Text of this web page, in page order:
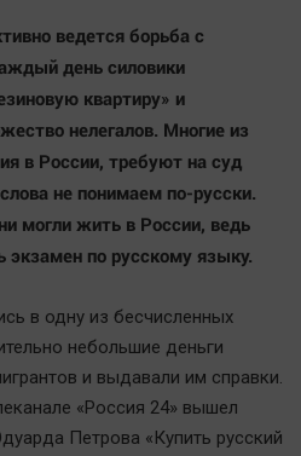
ведется борьба с
день силовики
квартиру» и
нелегалов. Многие из
в России, требуют на суд
не понимаем по-русски.
могли жить в России, ведь
экзамен по русскому языку.
в одну из бесчисленных
небольшие деньги
и выдавали им справки.
«Россия 24» вышел
Петрова «Купить русский